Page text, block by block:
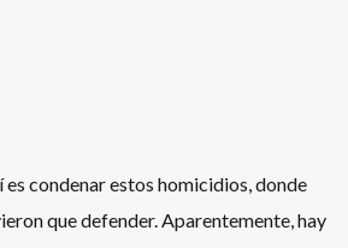
es condenar estos homicidios, donde
que defender. Aparentemente, hay